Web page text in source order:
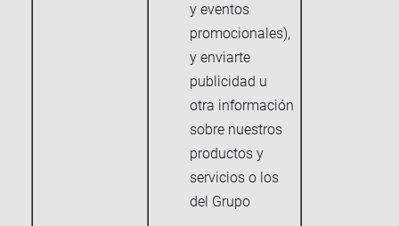
y eventos
promocionales),
y enviarte
publicidad u
otra información
sobre nuestros
productos y
servicios o los
del Grupo